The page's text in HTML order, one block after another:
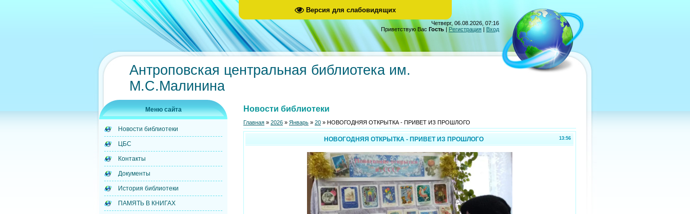
Версия для слабовидящих
Четверг, 06.08.2026, 07:16
Приветствую Вас Гость | Регистрация | Вход
Антроповская центральная библиотека им.
М.С.Малинина
Меню сайта
Новости библиотеки
ЦБС
Контакты
Документы
История библиотеки
ПАМЯТЬ В КНИГАХ
Новости библиотеки
Главная » 2026 » Январь » 20 » НОВОГОДНЯЯ ОТКРЫТКА - ПРИВЕТ ИЗ ПРОШЛОГО
13:56
НОВОГОДНЯЯ ОТКРЫТКА - ПРИВЕТ ИЗ ПРОШЛОГО